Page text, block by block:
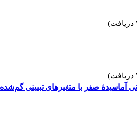
آماسیدۀ صفر با متغیرهای تبیینی گم‌شده